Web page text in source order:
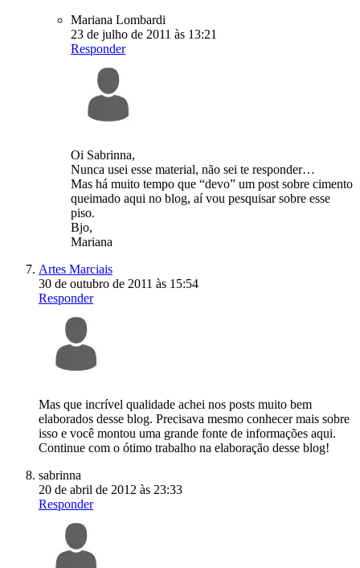
Mariana Lombardi
23 de julho de 2011 às 13:21
Responder
Oi Sabrinna,
Nunca usei esse material, não sei te responder…
Mas há muito tempo que “devo” um post sobre cimento
queimado aqui no blog, aí vou pesquisar sobre esse
piso.
Bjo,
Mariana
Artes Marciais
30 de outubro de 2011 às 15:54
Responder
Mas que incrível qualidade achei nos posts muito bem
elaborados desse blog. Precisava mesmo conhecer mais sobre
isso e você montou uma grande fonte de informações aqui.
Continue com o ótimo trabalho na elaboração desse blog!
sabrinna
20 de abril de 2012 às 23:33
Responder